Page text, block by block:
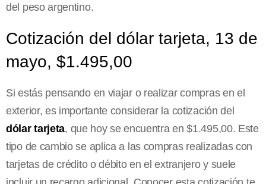
del peso argentino.
Cotización del dólar tarjeta, 13 de
mayo, $1.495,00
Si estás pensando en viajar o realizar compras en el
exterior, es importante considerar la cotización del
dólar tarjeta, que hoy se encuentra en $1.495,00. Este
tipo de cambio se aplica a las compras realizadas con
tarjetas de crédito o débito en el extranjero y suele